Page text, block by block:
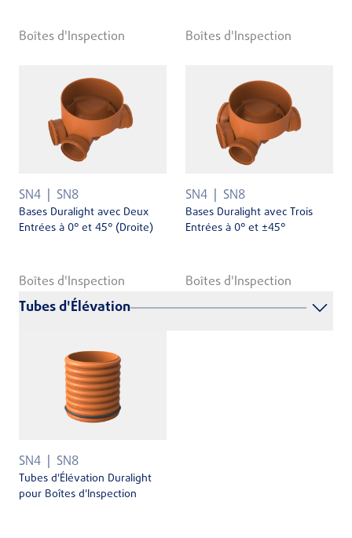
Boîtes d'Inspection Boîtes d'Inspection
SN4 SN8
Bases Duralight avec Deux
Entrées à 0° et 45° (Droite)
Boîtes d'Inspection
SN4 SN8
Bases Duralight avec Trois
Entrées à 0° et ±45°
Boîtes d'Inspection
Tubes d'Élévation
SN4 SN8
Tubes d'Élévation Duralight
pour Boîtes d'Inspection